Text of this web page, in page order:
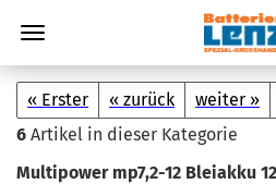
« Erster « zurück weiter »
6 Artikel in dieser Kategorie
Mul­ti­power mp7,2-12 Blei­ak­ku